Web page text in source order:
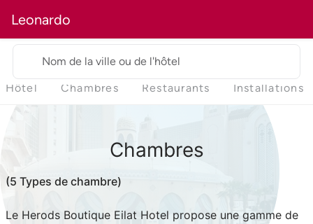
Leonardo
Nom de la ville ou de l'hôtel
Hôtel Chambres Restaurants Installations
Chambres
(5 Types de chambre)
Le Herods Boutique Eilat Hotel propose une gamme de